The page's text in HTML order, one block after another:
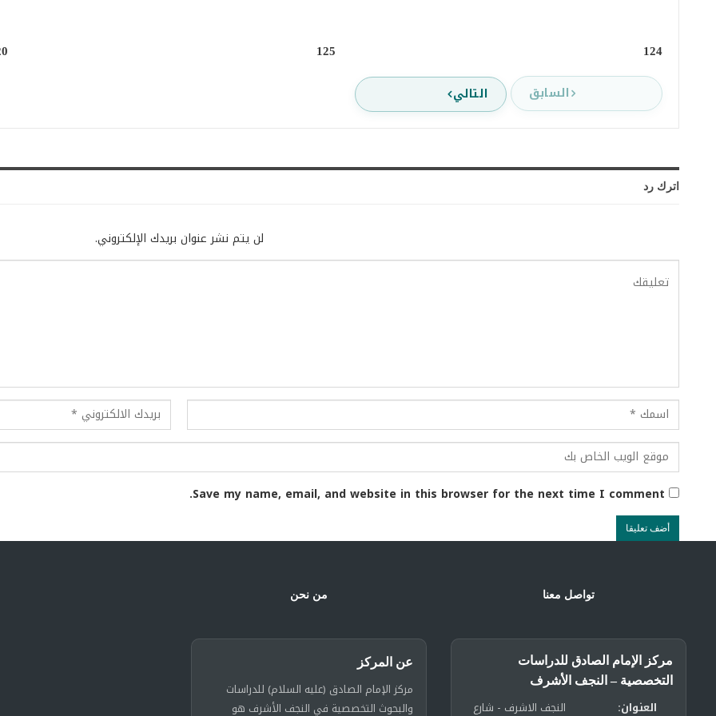
124
125
السابق التالي
اترك رد
لن يتم نشر عنوان بريدك الإلكتروني.
Save my name, email, and website in this browser for the next time I comment.
تواصل معنا
مركز الإمام الصادق للدراسات
التخصصية – النجف الأشرف
العنوان: النجف الاشرف - شارع
من نحن
عن المركز
مركز الإمام الصادق (عليه السلام) للدراسات
والبحوث التخصصية في النجف الأشرف هو